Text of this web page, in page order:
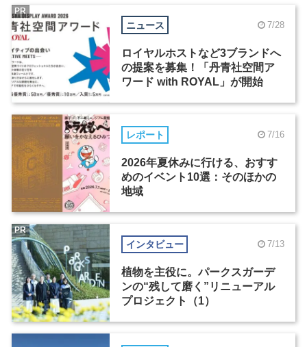
ニュース 7/28
ロイヤルホストなど3ブランドへ
の提案を募集！「丹青社空間ア
ワード with ROYAL」が開始
PR
レポート 7/16
2026年夏休みに行ける、おすす
めのイベント10選：そのほかの
地域
インタビュー 7/13
植物を主役に。パークスガーデ
ンの“残して磨く”リニューアル
プロジェクト（1）
PR